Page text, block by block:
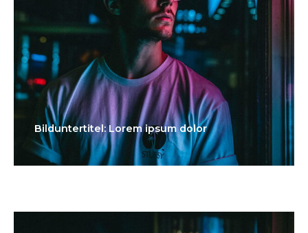
Bilduntertitel: Lorem ipsum dolor